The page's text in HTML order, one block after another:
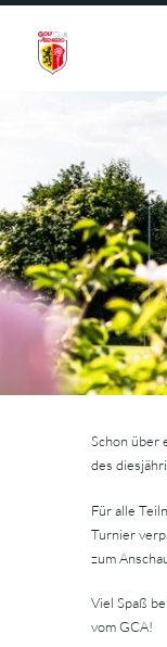
Schon über
des
Für alle
Turnier
zum
Viel Spaß
vom GCA!